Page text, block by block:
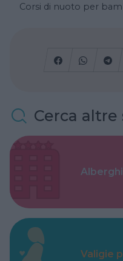
Corsi di nuoto per
Cerca
Alberghi
Valigie